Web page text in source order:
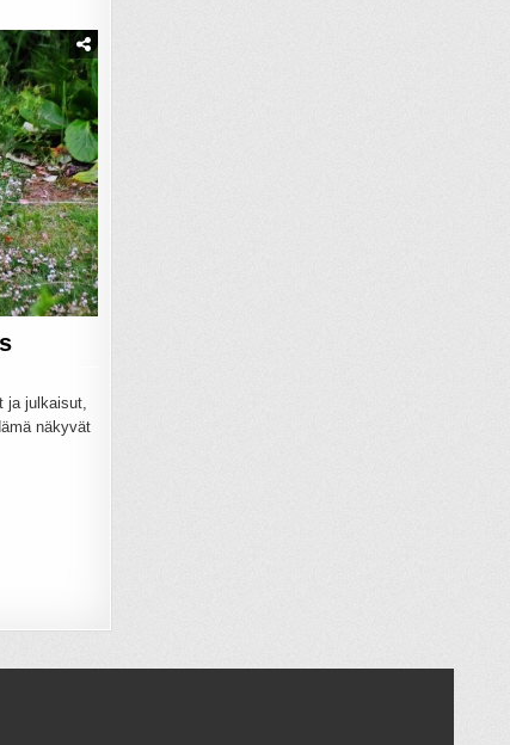
ja julkaisut,
näkyvät